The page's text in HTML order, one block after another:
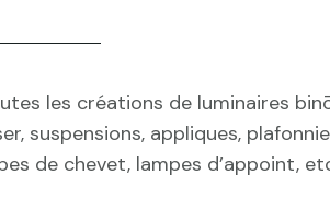
les créations de luminaires
suspensions, appliques,
de chevet, lampes d’appoint,